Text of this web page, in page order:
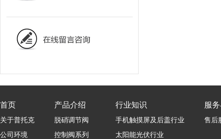
首页
关于普托克
公司环境
产品介绍
脱硝调节阀
控制阀系列
行业知识
手机触摸屏及后盖行业
太阳能光伏行业
服
售后